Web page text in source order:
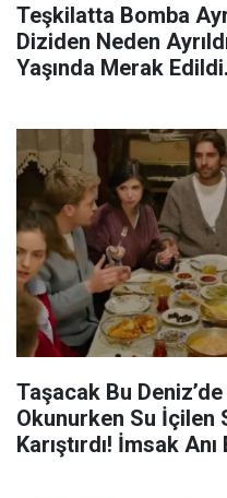
Teşkilatta Bomba
Diziden Neden
Yaşında Merak
Taşacak Bu
Okunurken Su İçilen
Karıştırdı! İmsak Anı